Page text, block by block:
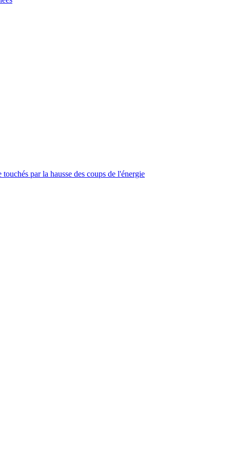
par la hausse des coups de l'énergie